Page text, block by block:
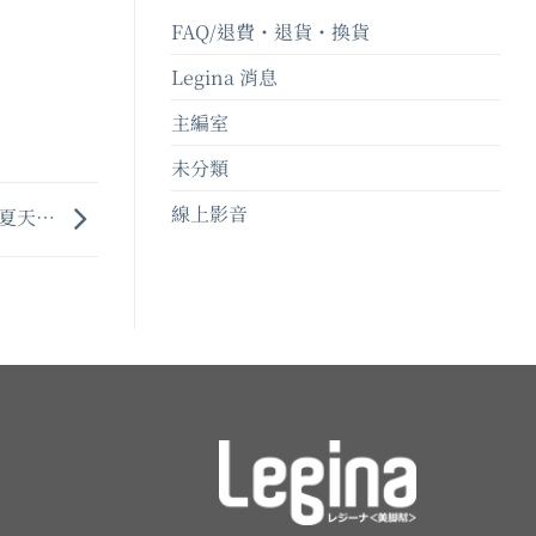
天…
FAQ/退費・退貨・換貨
Legina 消息
主編室
未分類
線上影音